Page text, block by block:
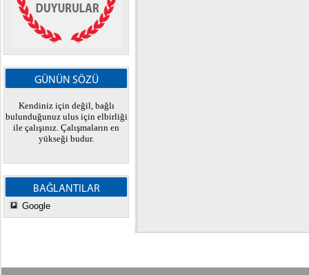
GÜNÜN SÖZÜ
Kendiniz için değil, bağlı
bulunduğunuz ulus için elbirliği
ile çalışınız. Çalışmaların en
yükseği budur.
BAĞLANTILAR
Google